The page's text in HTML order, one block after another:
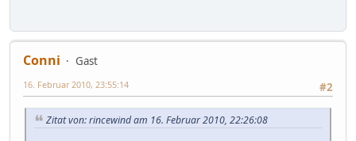
Conni
Gast
#2
16. Februar 2010, 23:55:14
Zitat von: rincewind am 16. Februar 2010, 22:26:08